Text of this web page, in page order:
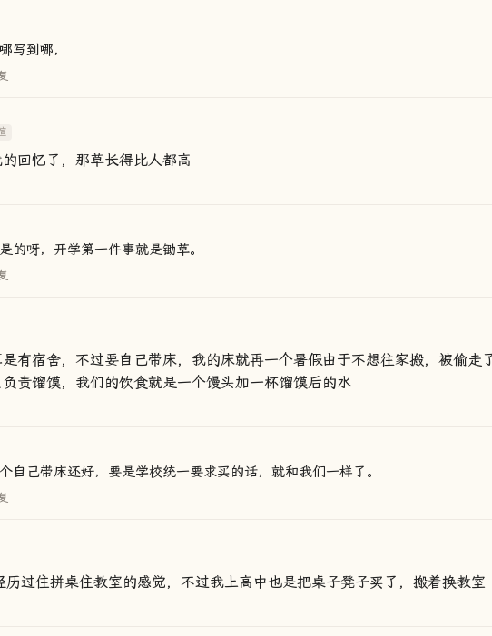
写到哪，
回忆了，那草长得比人都高
的呀，开学第一件事就是锄草。
有宿舍，不过要自己带床，我的床就再一个暑假由于不想往家搬，被偷走
责馏馍，我们的饮食就是一个馒头加一杯馏馍后的水
自己带床还好，要是学校统一要求买的话，就和我们一样了。
历过住拼桌住教室的感觉，不过我上高中也是把桌子凳子买了，搬着换教室